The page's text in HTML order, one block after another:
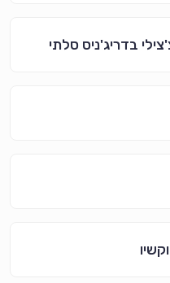
בדריג'ניס סלתי